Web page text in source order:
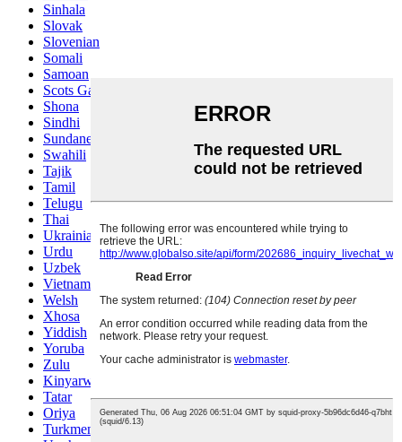
Sinhala
Slovak
Slovenian
Somali
Samoan
Scots Gaelic
Shona
Sindhi
Sundanese
Swahili
Tajik
Tamil
Telugu
Thai
Ukrainian
Urdu
Uzbek
Vietnamese
Welsh
Xhosa
Yiddish
Yoruba
Zulu
Kinyarwanda
Tatar
Oriya
Turkmen